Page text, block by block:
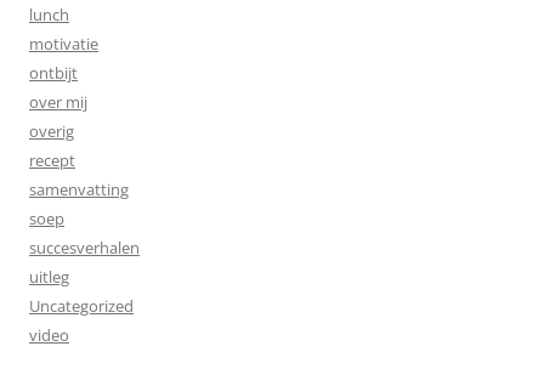
lunch
motivatie
ontbijt
over mij
overig
recept
samenvatting
soep
succesverhalen
uitleg
Uncategorized
video